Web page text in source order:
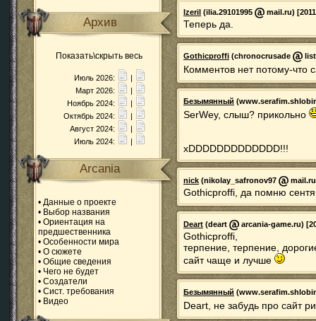
Архив
Показать\скрыть весь
Июль 2026:
|
Март 2026:
|
Ноябрь 2024:
|
Октябрь 2024:
|
Август 2024:
|
Июль 2024:
|
Arcania
• Данные о проекте
• Выбор названия
• Ориентация на
предшественника
• Особенности мира
• О сюжете
• Общие сведения
• Чего не будет
• Создатели
• Сист. требования
• Видео
Izeril (ilia.29101995 mail.ru)
Теперь да.
Gothicproffi (chronocrusade
Комментов нет потому-что
Безымянный
SerWey, слыш? прикольно
xDDDDDDDDDDDDD!!!
nick (nikolay_safronov97
Gothicproffi, да помню
Deart (deart arcania-game.ru)
Gothicproffi,
терпение, терпение,
сайт чаще и лучше
Безымянный
Deart, не забудь про сайт